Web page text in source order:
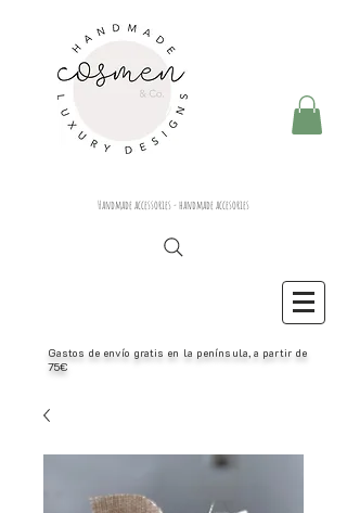
Handmade accessories - handmade accesories
Gastos de envío gratis en la península, a partir de
75€